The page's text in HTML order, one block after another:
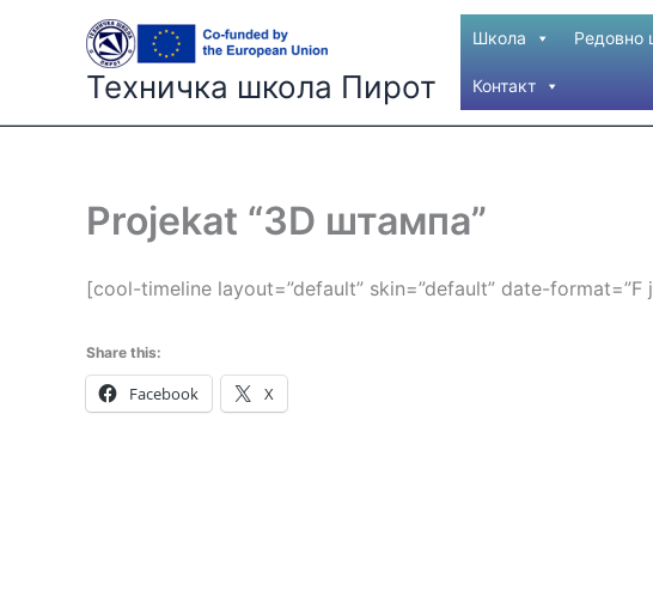
Техничка школа Пирот
Школа Редовно
Контакт
Projekat “3D штампа”
[cool-timeline layout=”default” skin=”default” date-format=”F
Share this:
Facebook X